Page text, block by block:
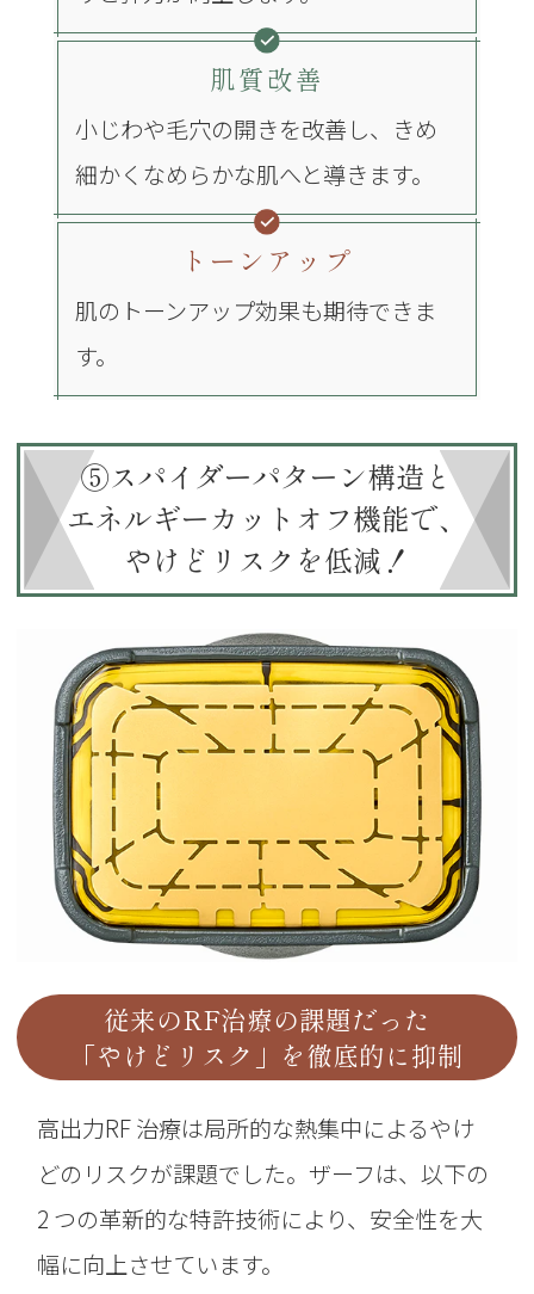
肌質改善
小じわや毛穴の開きを改善し、きめ
細かくなめらかな肌へと導きます。
トーンアップ
肌のトーンアップ効果も期待できま
す。
⑤スパイダーパターン構造と
エネルギーカットオフ機能で、
やけどリスクを低減！
従来のRF治療の課題だった
「やけどリスク」を徹底的に抑制
高出力RF 治療は局所的な熱集中によるやけ
どのリスクが課題でした。ザーフは、以下の
2 つの革新的な特許技術により、安全性を大
幅に向上させています。